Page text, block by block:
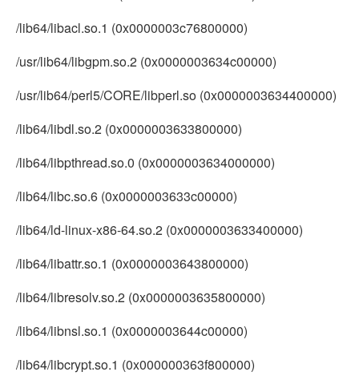
/lib64/libacl.so.1 (0x0000003c76800000)
/usr/lib64/libgpm.so.2 (0x0000003634c00000)
/usr/lib64/perl5/CORE/libperl.so (0x0000003634400000)
/lib64/libdl.so.2 (0x0000003633800000)
/lib64/libpthread.so.0 (0x0000003634000000)
/lib64/libc.so.6 (0x0000003633c00000)
/lib64/ld-linux-x86-64.so.2 (0x0000003633400000)
/lib64/libattr.so.1 (0x0000003643800000)
/lib64/libresolv.so.2 (0x0000003635800000)
/lib64/libnsl.so.1 (0x0000003644c00000)
/lib64/libcrypt.so.1 (0x000000363f800000)